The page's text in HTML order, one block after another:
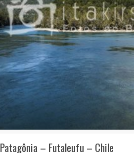
Patagônia – Futaleufu – Chile